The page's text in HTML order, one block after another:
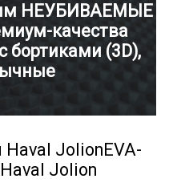
НЕУБИВАЕМЫЕ
качества
бортиками (3D),
EVA-
Jolion